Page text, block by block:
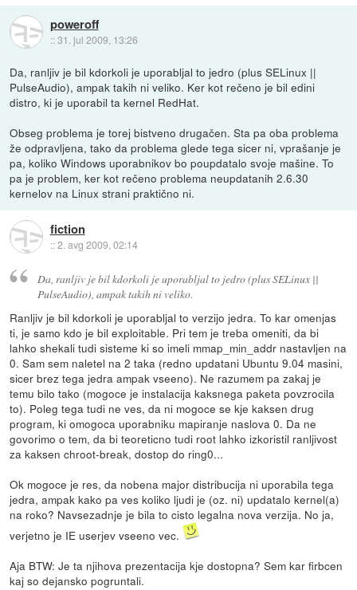
poweroff
::31. jul 2009, 13:26
Da, ranljiv je bil kdorkoli je uporabljal to jedro (plus SELinux ||
PulseAudio), ampak takih ni veliko. Ker kot rečeno je bil edini
distro, ki je uporabil ta kernel RedHat.
Obseg problema je torej bistveno drugačen. Sta pa oba problema
že odpravljena, tako da problema glede tega sicer ni, vprašanje je
pa, koliko Windows uporabnikov bo poupdatalo svoje mašine. To
pa je problem, ker kot rečeno problema neupdatanih 2.6.30
kernelov na Linux strani praktično ni.
fiction
::2. avg 2009, 02:14
Da, ranljiv je bil kdorkoli je uporabljal to jedro (plus SELinux ||
PulseAudio), ampak takih ni veliko.
Ranljiv je bil kdorkoli je uporabljal to verzijo jedra. To kar omenjas
ti, je samo kdo je bil exploitable. Pri tem je treba omeniti, da bi
lahko shekali tudi sisteme ki so imeli mmap_min_addr nastavljen na
0. Sam sem naletel na 2 taka (redno updatani Ubuntu 9.04 masini,
sicer brez tega jedra ampak vseeno). Ne razumem pa zakaj je
temu bilo tako (mogoce je instalacija kaksnega paketa povzrocila
to). Poleg tega tudi ne ves, da ni mogoce se kje kaksen drug
program, ki omogoca uporabniku mapiranje naslova 0. Da ne
govorimo o tem, da bi teoreticno tudi root lahko izkoristil ranljivost
za kaksen chroot-break, dostop do ring0...
Ok mogoce je res, da nobena major distribucija ni uporabila tega
jedra, ampak kako pa ves koliko ljudi je (oz. ni) updatalo kernel(a)
na roko? Navsezadnje je bila to cisto legalna nova verzija. No ja,
verjetno je IE userjev vseeno vec.
Aja BTW: Je ta njihova prezentacija kje dostopna? Sem kar firbcen
kaj so dejansko pogruntali.